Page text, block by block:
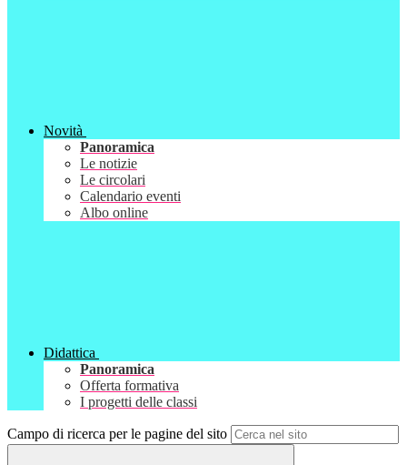
Novità
Panoramica
Le notizie
Le circolari
Calendario eventi
Albo online
Didattica
Panoramica
Offerta formativa
I progetti delle classi
Campo di ricerca per le pagine del sito